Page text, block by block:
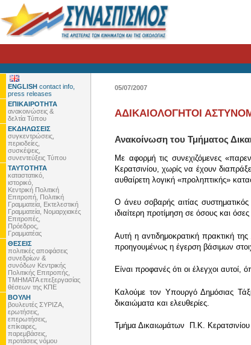
ENGLISH contact info,
press releases
ΕΠΙΚΑΙΡΟΤΗΤΑ
ανακοινώσεις &
δελτία Τύπου
ΕΚΔΗΛΩΣΕΙΣ
συγκεντρώσεις,
περιοδείες,
συσκέψεις,
συνεντεύξεις Τύπου
ΤΑΥΤΟΤΗΤΑ
καταστατικό,
ιστορικό,
Κεντρική Πολιτική
Επιτροπή, Πολιτική
Γραμματεία, Εκτελεστική
Γραμματεία, Νομαρχιακές
Επιτροπές,
Πρόεδρος,
Γραμματέας
ΘΕΣΕΙΣ
πολιτικές αποφάσεις
συνεδρίων &
συνόδων Κεντρικής
Πολιτικής Επιτροπής,
ΤΜΗΜΑΤΑ επεξεργασίας
θέσεων της ΚΠΕ
ΒΟΥΛΗ
βουλευτές ΣΥΡΙΖΑ,
ερωτήσεις,
επερωτήσεις,
επίκαιρες,
παρεμβάσεις,
προτάσεις νόμου
05/07/2007
ΑΔΙΚΑΙΟΛΟΓΗΤΟΙ
Ανακοίνωση του Τμήματος
Με αφορμή τις συνεχιζόμενες
Κερατσινίου, χωρίς να έχουν
αυθαίρετη λογική «προληπτικής»
Ο άνευ σοβαρής αιτίας
ιδιαίτερη προτίμηση σε όσους και
Αυτή η αντιδημοκρατική πρακτική της
προηγουμένως η έγερση βάσιμων
Είναι προφανές ότι οι έλεγχοι αυτοί,
Καλούμε τον Υπουργό Δημόσιας
δικαιώματα και ελευθερίες.
Τμήμα Δικαιωμάτων Π.Κ.